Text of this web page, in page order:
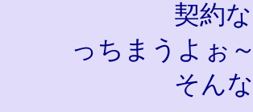
契約なん
っちまうよぉ～
そんなの